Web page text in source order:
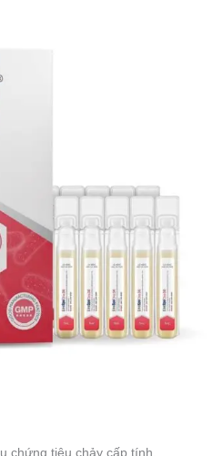
chứng tiêu chảy cấp tính.